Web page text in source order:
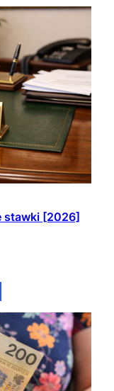
stawki [2026]